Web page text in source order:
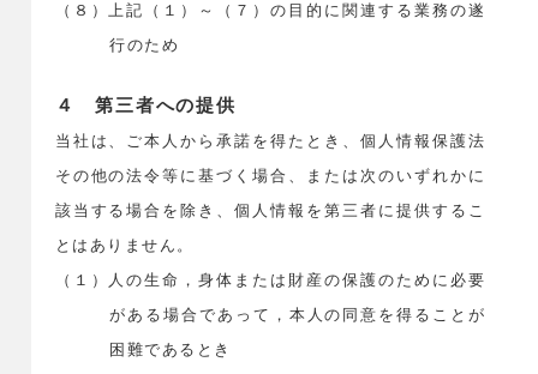
（８）上記（１）～（７）の目的に関連する業務の遂
行のため
４ 第三者への提供
当社は、ご本人から承諾を得たとき、個人情報保護法
その他の法令等に基づく場合、または次のいずれかに
該当する場合を除き、個人情報を第三者に提供するこ
とはありません。
（１）人の生命，身体または財産の保護のために必要
がある場合であって，本人の同意を得ることが
困難であるとき